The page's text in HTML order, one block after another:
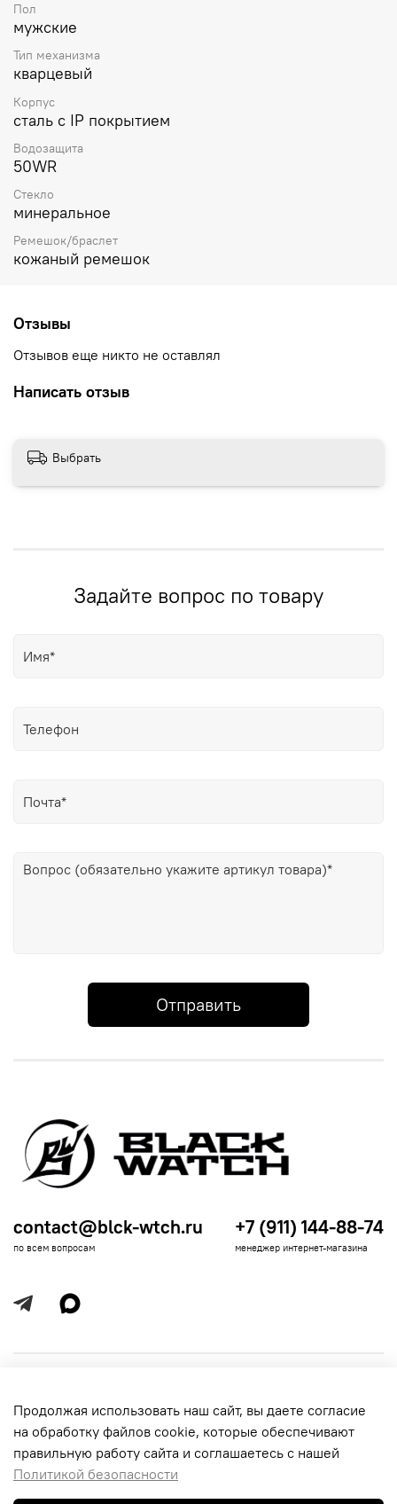
Пол
мужские
Тип механизма
кварцевый
Корпус
сталь с IP покрытием
Водозащита
50WR
Стекло
минеральное
Ремешок/браслет
кожаный ремешок
Отзывы
Отзывов еще никто не оставлял
Написать отзыв
Выбрать
Задайте вопрос по товару
Отправить
Информация для покупателей
contact@blck-wtch.ru
по всем вопросам
+7 (911) 144-88-74
менеджер интернет-магазина
Продолжая использовать наш сайт, вы даете согласие
на обработку файлов cookie, которые обеспечивают
правильную работу сайта и соглашаетесь с нашей
Политикой безопасности
обработки